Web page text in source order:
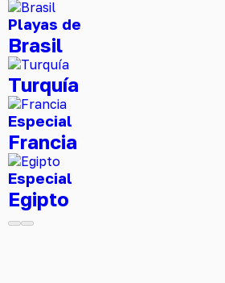
Playas de
Brasil
Turquía
Especial
Francia
Especial
Egipto